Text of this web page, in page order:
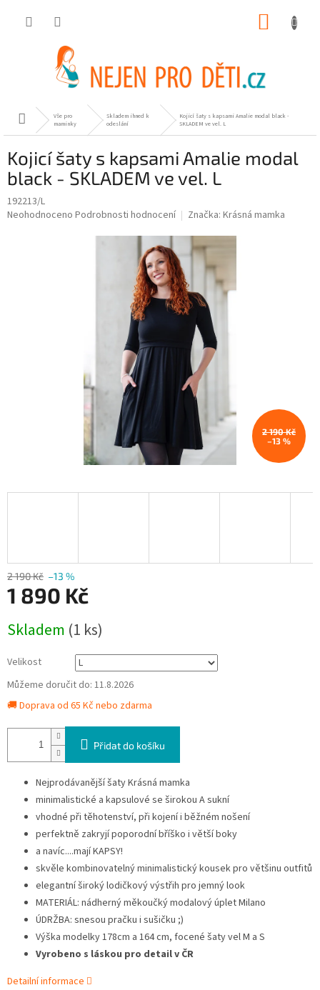
Domů
Vše pro
maminky
Skladem ihned k
odeslání
Kojicí šaty s kapsami Amalie modal black -
SKLADEM ve vel. L
Kojicí šaty s kapsami Amalie modal
black - SKLADEM ve vel. L
192213/L
Průměrné
Neohodnoceno Podrobnosti hodnocení Značka: Krásná mamka
2 190 Kč
–13 %
2 190 Kč –13 %
1 890 Kč
cena:
Skladem (1 ks)
Velikost
Můžeme doručit do: 11.8.2026
🚚 Doprava od 65 Kč nebo zdarma
Přidat do košíku
Nejprodávanější šaty Krásná mamka
minimalistické a kapsulové se širokou A sukní
vhodné při těhotenství, při kojení i běžném nošení
perfektně zakryjí poporodní bříško i větší boky
a navíc....mají KAPSY!
skvěle kombinovatelný minimalistický kousek pro většinu outfitů
elegantní široký lodičkový výstřih pro jemný look
MATERIÁL: nádherný měkoučký modalový úplet Milano
ÚDRŽBA: snesou pračku i sušičku ;)
Výška modelky 178cm a 164 cm, focené šaty vel M a S
Vyrobeno s láskou pro detail v ČR
Detailní informace